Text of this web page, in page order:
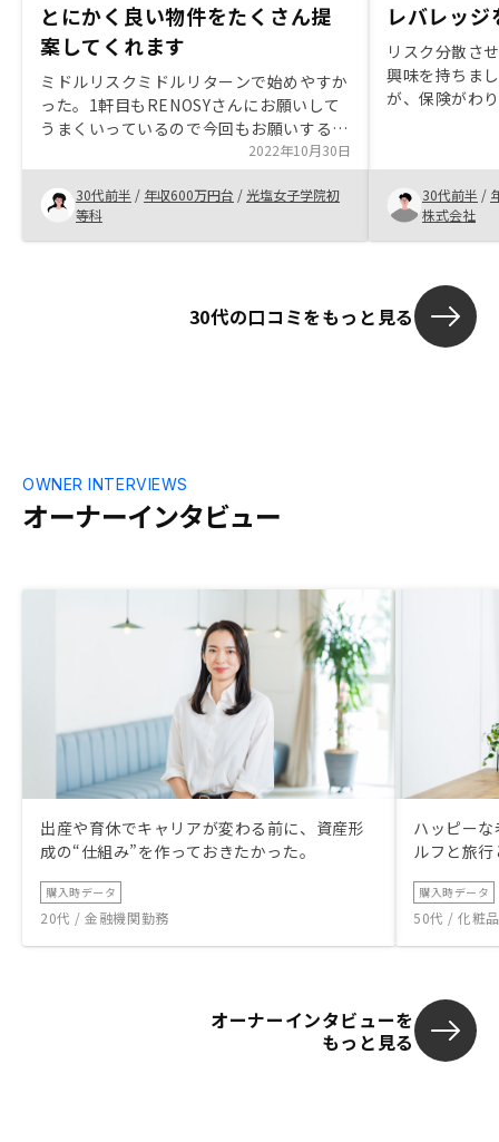
とにかく良い物件をたくさん提
案してくれます
ミドルリスクミドルリターンで始めやすか
った。1軒目もRENOSYさんにお願いして
うまくいっているので今回もお願いするこ
とにした。立地や築年数、総戸数などの、
希望する条件を細かめに伝えていました
が、それらをほとんど網羅する良い物件を
提案してくれるので良いと思う。
2022年10月30日
30代前半 / 年収600万円台 / 光塩女子学院初
等科
レバレッ
リスク分散さ
興味を持ちま
が、保険がわ
かったですが
その後のフォ
ます。選択肢
を増やしてほ
30代前半 /
株式会社
30代の口コミをもっと見る
オーナーインタビュー
OWNER INTERVIEWS
出産や育休でキャリアが変わる前に、資産形
成の“仕組み”を作っておきたかった。
購入時データ
20代 / 金融機関勤務
ハッピー
ルフと旅
購入時データ
50代 / 化粧
オーナーインタビューを
もっと見る